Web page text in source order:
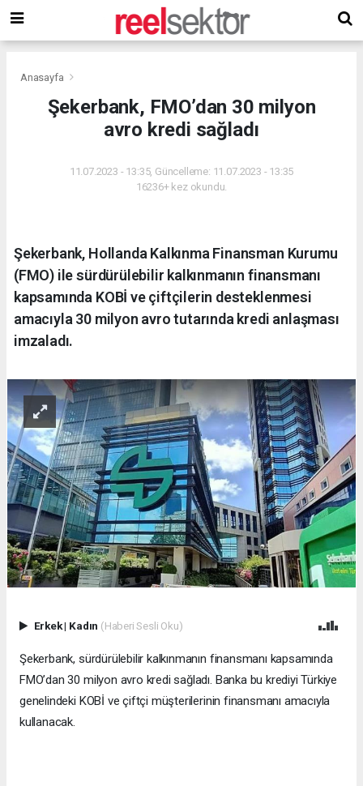
Anasayfa
Şekerbank, FMO’dan 30 milyon
avro kredi sağladı
11.07.2023 - 13:35, Güncelleme: 11.07.2023 - 13:35
16236+ kez okundu.
Şekerbank, Hollanda Kalkınma Finansman Kurumu
(FMO) ile sürdürülebilir kalkınmanın finansmanı
kapsamında KOBİ ve çiftçilerin desteklenmesi
amacıyla 30 milyon avro tutarında kredi anlaşması
imzaladı.
Erkek| Kadın (Haberi Sesli Oku)
Şekerbank, sürdürülebilir kalkınmanın finansmanı kapsamında
FMO’dan 30 milyon avro kredi sağladı. Banka bu krediyi Türkiye
genelindeki KOBİ ve çiftçi müşterilerinin finansmanı amacıyla
kullanacak.